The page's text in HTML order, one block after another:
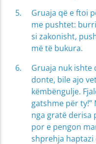
Gruaja që e ftoi
me pushtet:
si zakonisht,
më të bukura.
Gruaja nuk ishte
donte, bile ajo
këmbëngulje.
gatshme për
nga gratë derisa
por e pengon
shprehja haptazi